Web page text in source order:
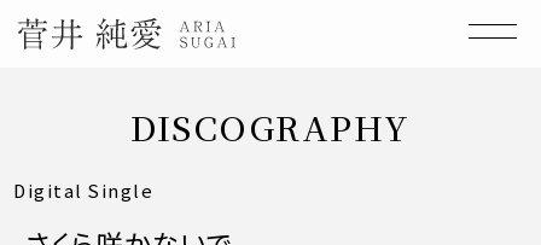
DISCOGRAPHY
Digital Single